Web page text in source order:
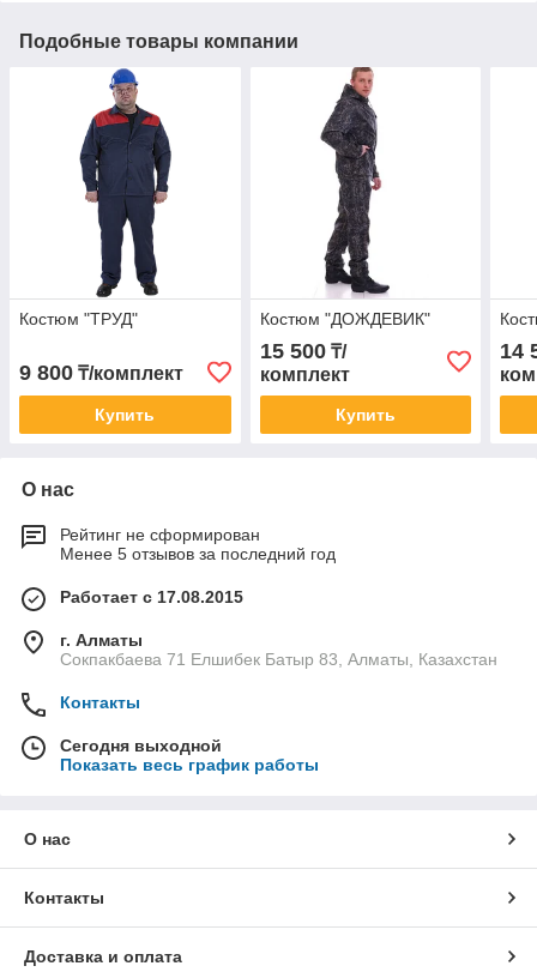
Подобные товары компании
Костюм "ТРУД"
9 800 ₸/комплект
Купить
Костюм "ДОЖДЕВИК"
15 500₸/
комплект
Купить
14
О нас
Рейтинг не сформирован
Менее 5 отзывов за последний год
Работает с 17.08.2015
г. Алматы
Сокпакбаева 71 Елшибек Батыр 83, Алматы, Казахстан
Контакты
Сегодня выходной
Показать весь график работы
О нас
Контакты
Доставка и оплата